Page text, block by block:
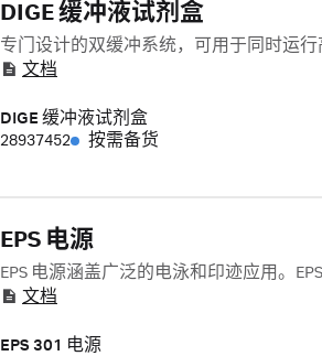
DIGE 缓冲液试剂盒
专门设计的双缓冲系统，可用于同时运行
文档
DIGE 缓冲液试剂盒
28937452
按需备货
EPS 电源
EPS 电源涵盖广泛的电泳和印迹应用。
文档
EPS 301 电源